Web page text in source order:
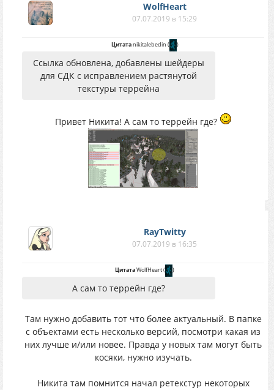
WolfHeart
07.07.2019 в 15:29
Цитатаnikitalebedin ( )
Ссылка обновлена, добавлены шейдеры
для СДК с исправлением растянутой
текстуры террейна
Привет Никита! А сам то террейн где?
RayTwitty
07.07.2019 в 16:35
ЦитатаWolfHeart( )
А сам то террейн где?
Там нужно добавить тот что более актуальный. В папке
с объектами есть несколько версий, посмотри какая из
них лучше и/или новее. Правда у новых там могут быть
косяки, нужно изучать.
Никита там помнится начал ретекстур некоторых